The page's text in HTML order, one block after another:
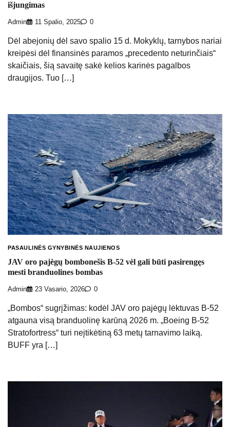
išjungimas
Admin 11 Spalio, 2025 0
Dėl abejonių dėl savo spalio 15 d. Mokyklų, tarnybos nariai
kreipėsi dėl finansinės paramos „precedento neturinčiais“
skaičiais, šią savaitę sakė kelios karinės pagalbos
draugijos. Tuo […]
PASAULINĖS GYNYBINĖS NAUJIENOS
JAV oro pajėgų bombonešis B-52 vėl gali būti pasirengęs
mesti branduolines bombas
Admin 23 Vasario, 2026 0
„Bombos“ sugrįžimas: kodėl JAV oro pajėgų lėktuvas B-52
atgauna visą branduolinę karūną 2026 m. „Boeing B-52
Stratofortress“ turi neįtikėtiną 63 metų tarnavimo laiką.
BUFF yra […]